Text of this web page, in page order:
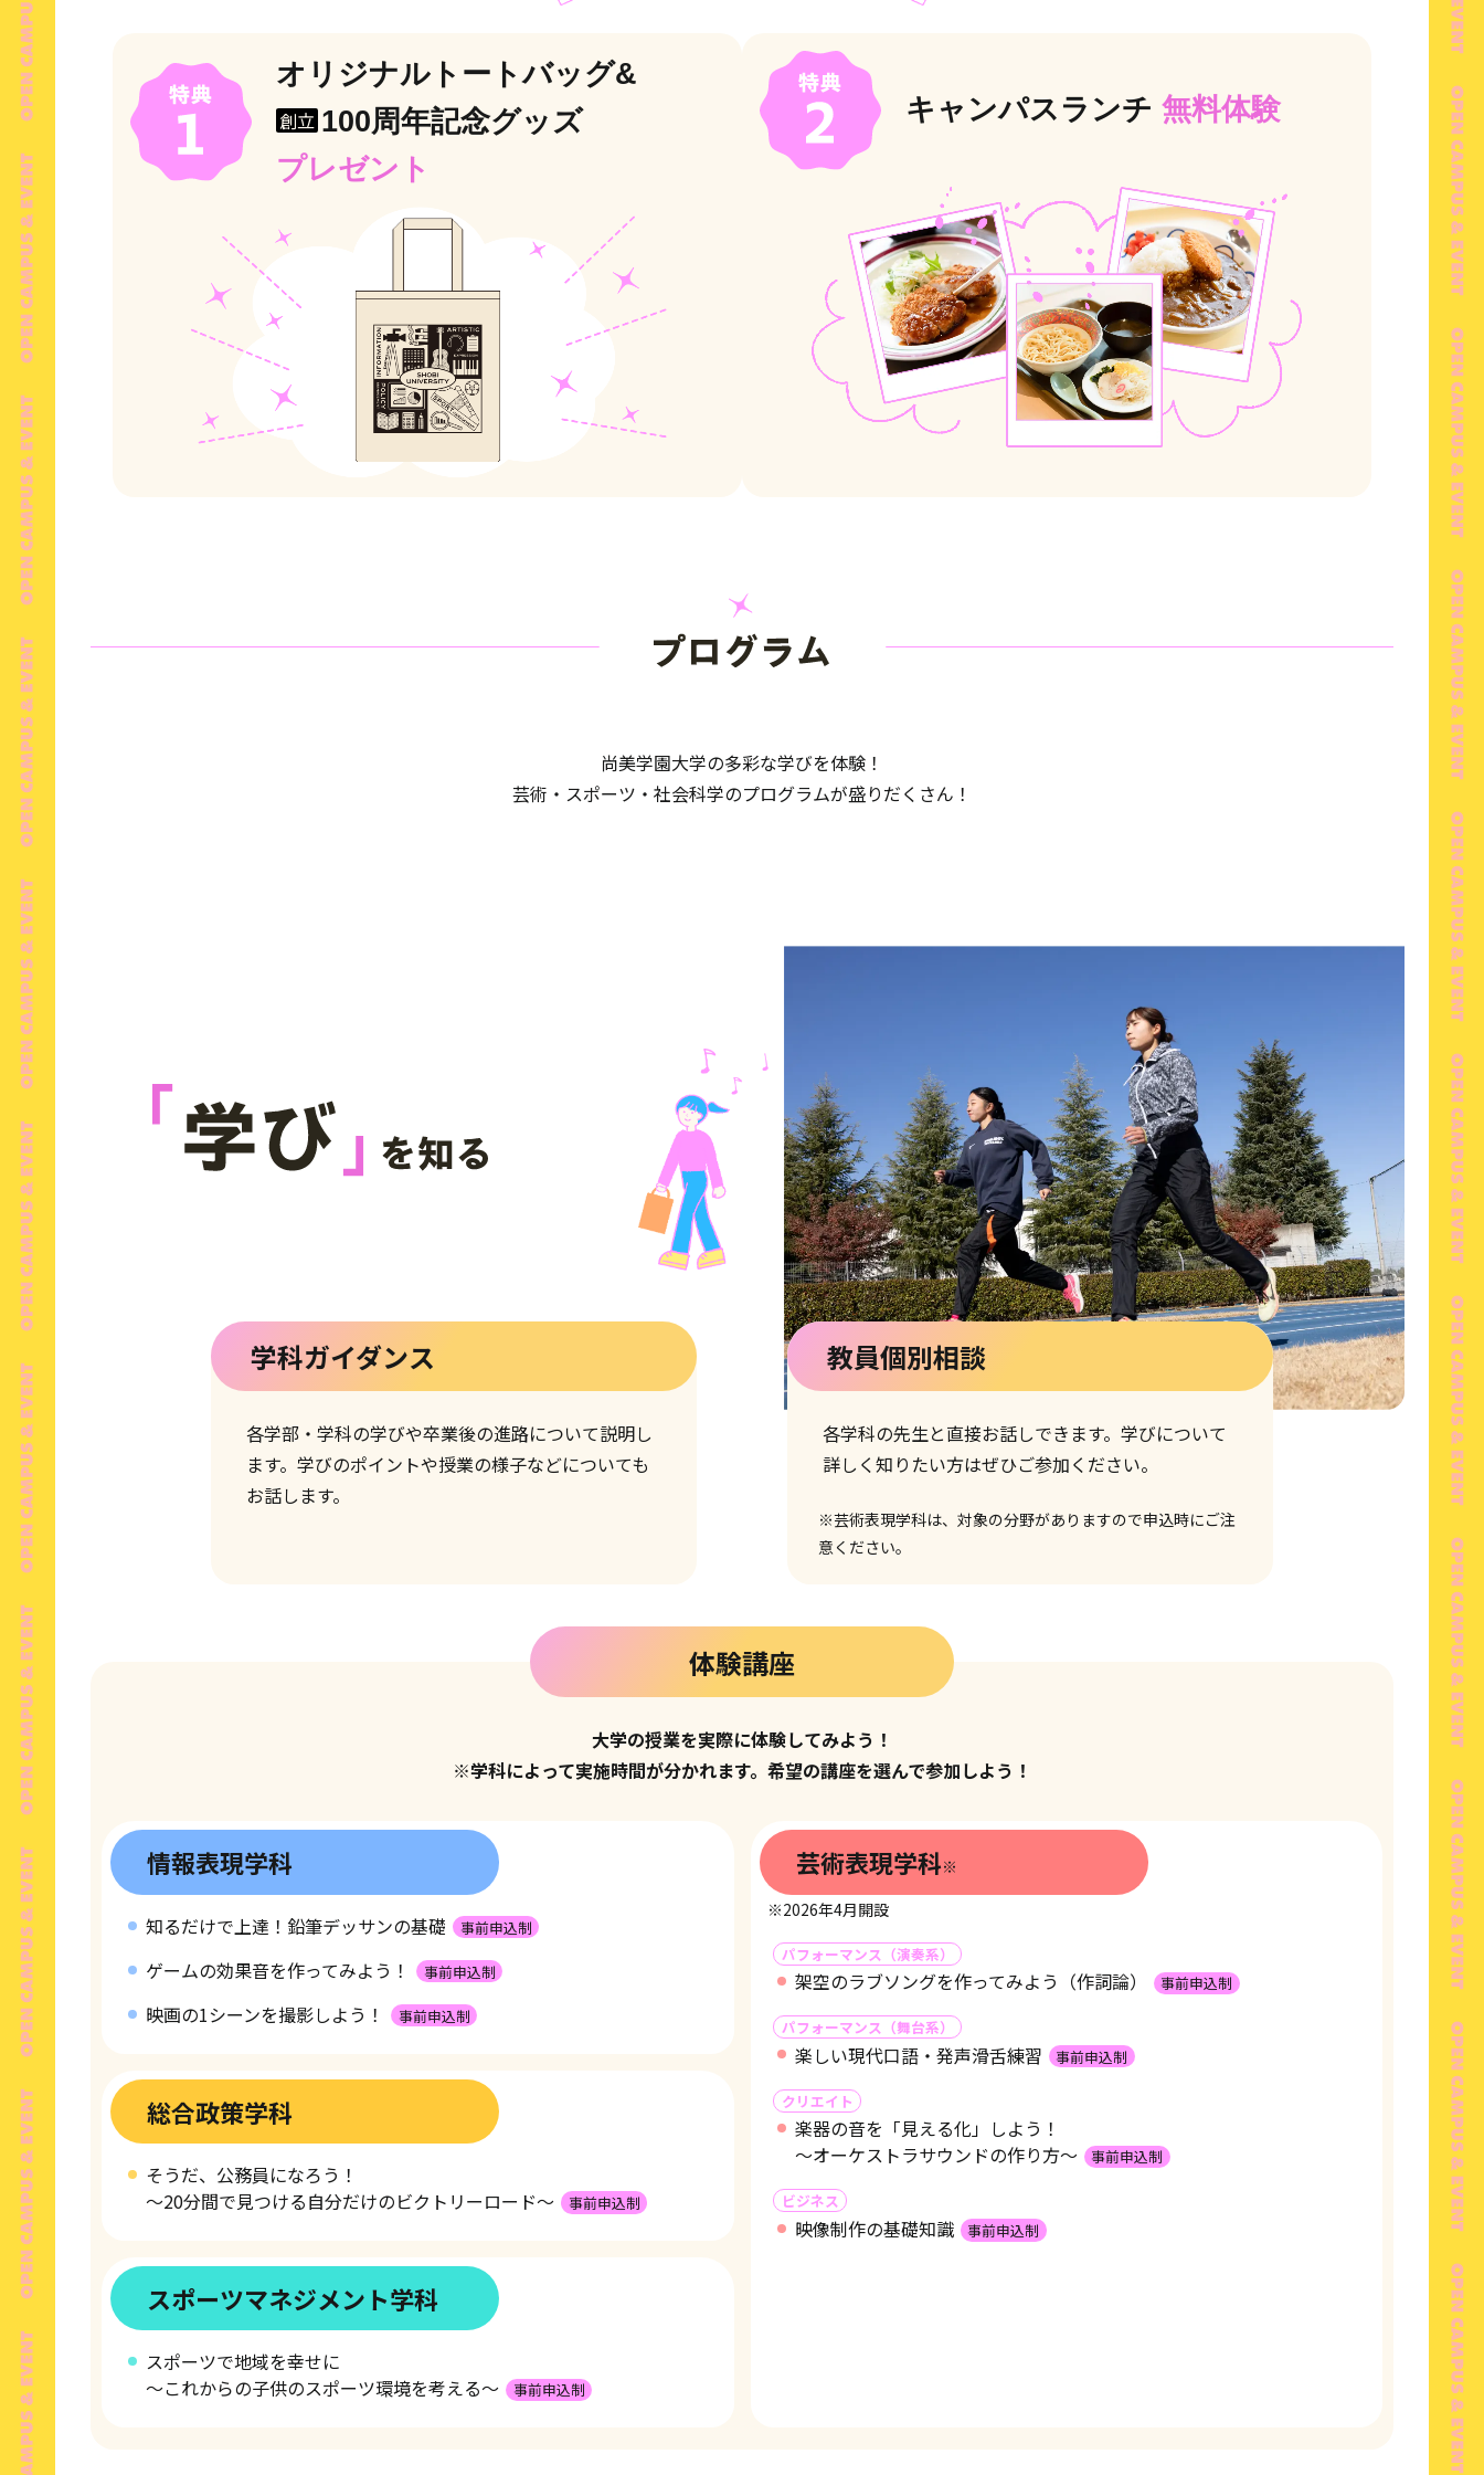
オリジナルトートバッグ&
創立 100周年記念グッズ
プレゼント
キャンパスランチ 無料体験
尚美学園大学の多彩な学びを体験！
芸術・スポーツ・社会科学のプログラムが盛りだくさん！
学科ガイダンス
各学部・学科の学びや卒業後の進路について説明し
ます。学びのポイントや授業の様子などについても
お話します。
教員個別相談
各学科の先生と直接お話しできます。学びについて
詳しく知りたい方はぜひご参加ください。
※芸術表現学科は、対象の分野がありますので申込時にご注
意ください。
体験講座
大学の授業を実際に体験してみよう！
※学科によって実施時間が分かれます。 希望の講座を選んで参加しよう！
情報表現学科
知るだけで上達！鉛筆デッサンの基礎 事前申込制
ゲームの効果音を作ってみよう！ 事前申込制
映画の1シーンを撮影しよう！ 事前申込制
芸術表現学科※
※2026年4月開設
パフォーマンス（演奏系）
架空のラブソングを作ってみよう（作詞論） 事前申込制
パフォーマンス（舞台系）
楽しい現代口語・発声滑舌練習 事前申込制
クリエイト
楽器の音を「見える化」しよう！
～オーケストラサウンドの作り方～
事前申込制
ビジネス
映像制作の基礎知識 事前申込制
総合政策学科
そうだ、公務員になろう！
～20分間で見つける自分だけのビクトリーロード～
事前申込制
スポーツマネジメント学科
スポーツで地域を幸せに
～これからの子供のスポーツ環境を考える～
事前申込制